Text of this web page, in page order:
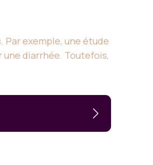
exemple, une étude
une diarrhée. Toutefois,